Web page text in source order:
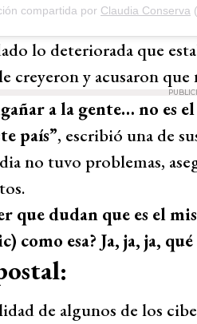
compartida por Claudia Conserva
lo deteriorada que
creyeron y acusaron
a la gente… no es
país”, escribió una de
no tuvo problemas,
que dudan que es el
como esa? Ja, ja, ja,
de algunos de los